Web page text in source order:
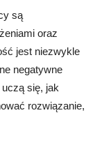
są
oraz
jest niezwykle
negatywne
się, jak
rozwiązanie,